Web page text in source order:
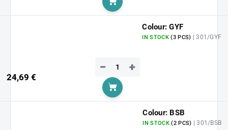
Add to cart
Colour: GYF
IN STOCK(3 PCS) | 301/GYF
24,69 €
+
−
Add to cart
Colour: BSB
IN STOCK(2 PCS) | 301/BSB